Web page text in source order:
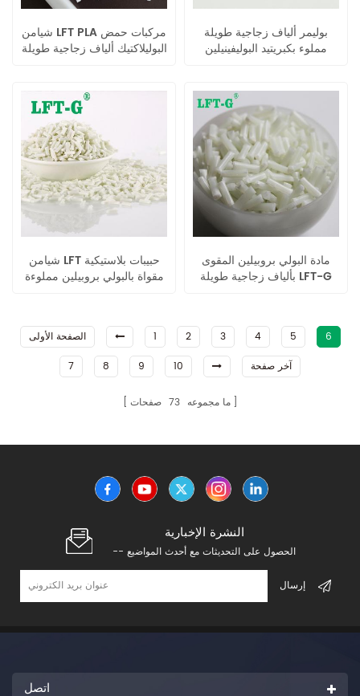
شيامن LFT PLA مركبات حمض
البوليلاكتيك ألياف زجاجية طويلة
بوليمر ألياف زجاجية طويلة
مملوء بكبريتيد البوليفينيلين
شيامن إل إف تي
شيامن LFT حبيبات بلاستيكية
مقواة بالبولي بروبيلين مملوءة
مادة البولي بروبيلين المقوى
بألياف زجاجية طويلة LFT-G
الصفحة الأولى 1 2 3 4 5
6
7
8 9 10 آخر صفحة
ما مجموعه 73 صفحات
النشرة الإخبارية
-- الحصول على التحديثات مع أحدث المواضيع
اتصل